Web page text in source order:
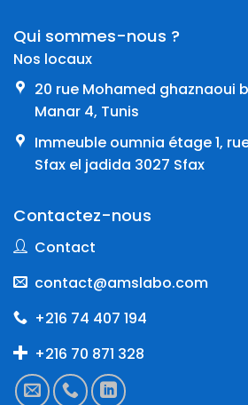
Qui sommes-nous ?
Nos locaux
20 rue Mohamed ghaznaoui
Manar 4, Tunis
Immeuble oumnia étage 1,
Sfax el jadida 3027 Sfax
Contactez-nous
Contact
contact@amslabo.com
+216 74 407 194
+216 70 871 328